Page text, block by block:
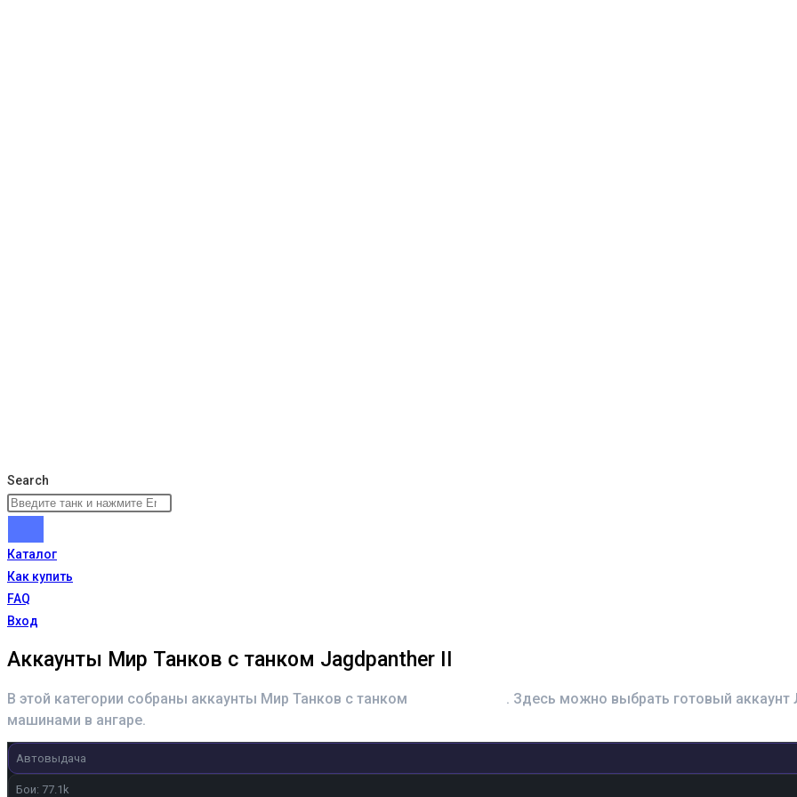
Search
Каталог
Как купить
FAQ
Вход
Аккаунты Мир Танков с танком Jagdpanther II
В этой категории собраны аккаунты Мир Танков с танком
. Здесь можно выбрать готовый аккаунт
машинами в ангаре.
Автовыдача
Бои: 77.1k